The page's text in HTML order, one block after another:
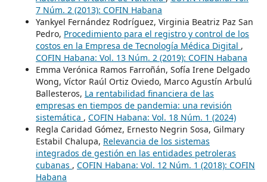
7 Núm. 2 (2013): COFIN Habana
Yankyel Fernández Rodríguez, Virginia Beatriz Paz San
Pedro, Procedimiento para el registro y control de los
costos en la Empresa de Tecnología Médica Digital ,
COFIN Habana: Vol. 13 Núm. 2 (2019): COFIN Habana
Emma Verónica Ramos Farroñán, Sofía Irene Delgado
Wong, Víctor Raúl Ortiz Oviedo, Marco Agustín Arbulú
Ballesteros, La rentabilidad financiera de las
empresas en tiempos de pandemia: una revisión
sistemática , COFIN Habana: Vol. 18 Núm. 1 (2024)
Regla Caridad Gómez, Ernesto Negrin Sosa, Gilmary
Estabil Chalupa, Relevancia de los sistemas
integrados de gestión en las entidades petroleras
cubanas , COFIN Habana: Vol. 12 Núm. 1 (2018): COFIN
Habana